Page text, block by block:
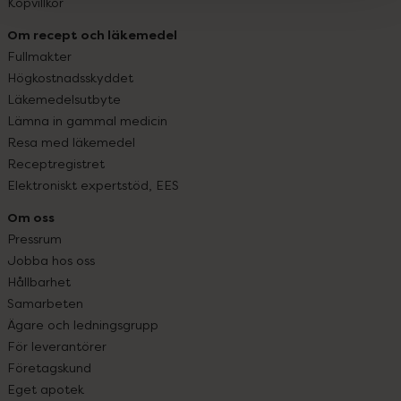
Om recept och läkemedel
Fullmakter
Högkostnadsskyddet
Läkemedelsutbyte
Lämna in gammal medicin
Resa med läkemedel
Receptregistret
Elektroniskt expertstöd, EES
Om oss
Pressrum
Jobba hos oss
Hållbarhet
Samarbeten
Ägare och ledningsgrupp
För leverantörer
Företagskund
Eget apotek